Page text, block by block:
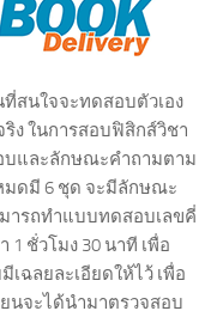
ที่สนใจจะทดสอบตัวเอง
ง ในการสอบฟิสิกส์วิชา
บและลักษณะคำถามตาม
มดมี 6 ชุด จะมีลักษณะ
ารถทำแบบทดสอบเลขคี่
1 ชั่วโมง 30 นาที เพื่อ
ฉลยละเอียดให้ไว้ เพื่อ
นจะได้นำมาตรวจสอบ